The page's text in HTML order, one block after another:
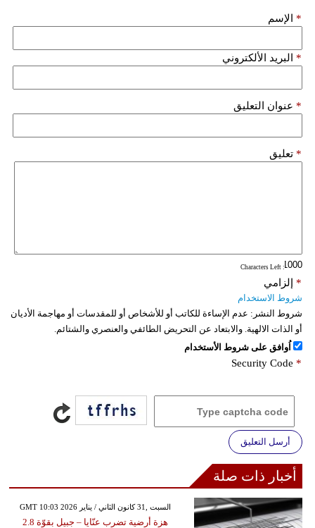
الإسم *
البريد الألكتروني *
عنوان التعليق *
تعليق *
: Characters Left
إلزامي *
شروط الاستخدام
شروط النشر: عدم الإساءة للكاتب أو للأشخاص أو للمقدسات أو مهاجمة الأديان
أو الذات الالهية. والابتعاد عن التحريض الطائفي والعنصري والشتائم.
اُوافق على شروط الأستخدام
Security Code *
أرسل التعليق
أخبار ذات صلة
GMT 10:03 2026 السبت ,31 كانون الثاني / يناير
هزة أرضية تضرب عنّايا – جبيل بقوّة 2.8